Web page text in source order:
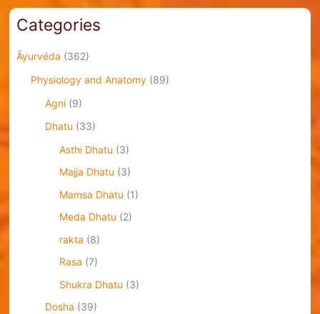
Categories
Āyurvéda (362)
Physiology and Anatomy(89)
Agni(9)
Dhatu (33)
Asthi Dhatu (3)
Majja Dhatu (3)
Mamsa Dhatu (1)
Meda Dhatu (2)
rakta (8)
Rasa (7)
Shukra Dhatu (3)
Dosha (39)